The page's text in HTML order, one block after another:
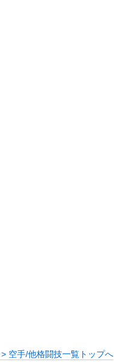
空手/他格闘技一覧トップへ